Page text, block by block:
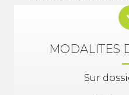
MODALITES
Sur